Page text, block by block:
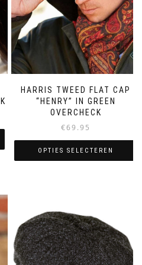
HARRIS TWEED FLAT CAP
“HENRY” IN GREEN
OVERCHECK
€69.95
OPTIES SELECTEREN
variaties.
Deze
optie
kan